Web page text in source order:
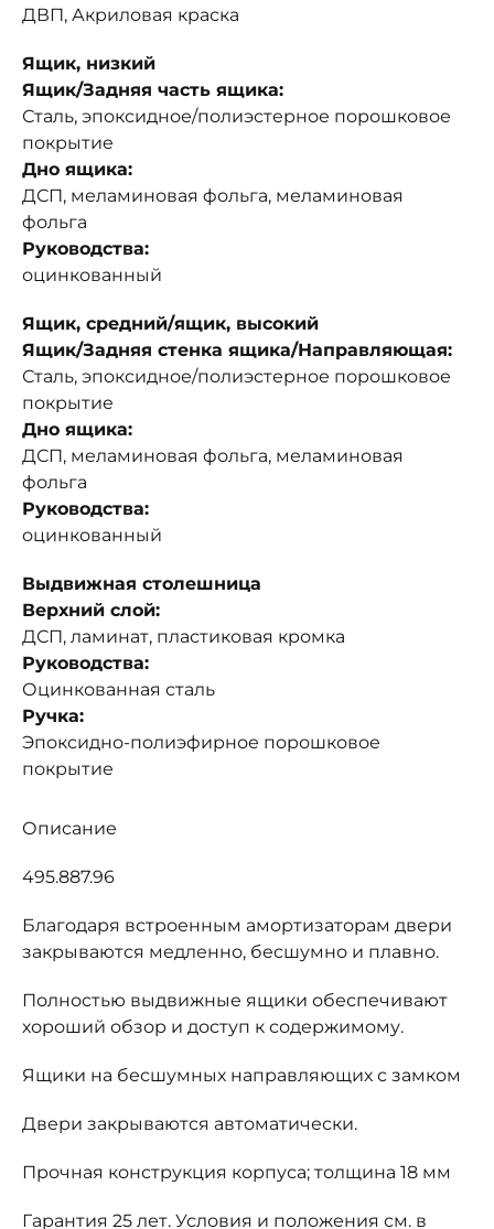
ДВП, Акриловая краска
Ящик, низкий
Ящик/Задняя часть ящика:
Сталь, эпоксидное/полиэстерное порошковое
покрытие
Дно ящика:
ДСП, меламиновая фольга, меламиновая
фольга
Руководства:
оцинкованный
Ящик, средний/ящик, высокий
Ящик/Задняя стенка ящика/Направляющая:
Сталь, эпоксидное/полиэстерное порошковое
покрытие
Дно ящика:
ДСП, меламиновая фольга, меламиновая
фольга
Руководства:
оцинкованный
Выдвижная столешница
Верхний слой:
ДСП, ламинат, пластиковая кромка
Руководства:
Оцинкованная сталь
Ручка:
Эпоксидно-полиэфирное порошковое
покрытие
Описание
495.887.96
Благодаря встроенным амортизаторам двери
закрываются медленно, бесшумно и плавно.
Полностью выдвижные ящики обеспечивают
хороший обзор и доступ к содержимому.
Ящики на бесшумных направляющих с замком
Двери закрываются автоматически.
Прочная конструкция корпуса; толщина 18 мм
Гарантия 25 лет. Условия и положения см. в